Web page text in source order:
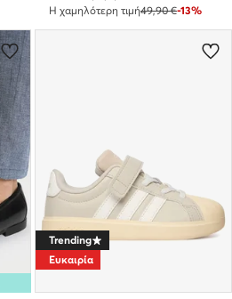
Η χαμηλότερη τιμή49,90 €-13%
Trending
Ευκαιρία